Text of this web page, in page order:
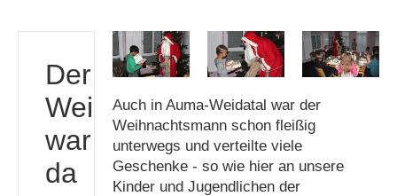
Der
Weihnachtsmann
war
da
Auch in Auma-Weidatal war der
Weihnachtsmann schon fleißig
unterwegs und verteilte viele
Geschenke - so wie hier an unsere
Kinder und Jugendlichen der